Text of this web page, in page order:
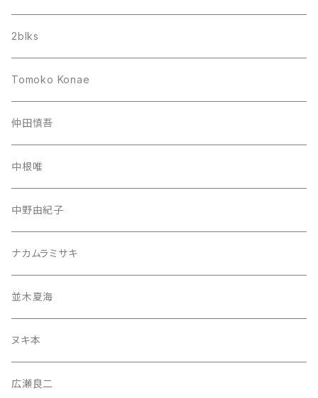
2blks
Tomoko Konae
仲田慎吾
中根唯
中野由紀子
ナカムラミサキ
並木夏海
ヌキ本
広瀬良二